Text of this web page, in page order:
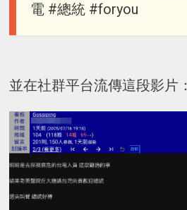
電 #總統 #foryou
並在社群平台流傳這段影片：